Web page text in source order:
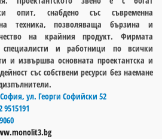
опит, снабдено със съвременна
техника, позволяваща бързина и
на крайния продукт. Фирмата
специалисти и работници по всички
и извършва основната проектантска и
със собствени ресурси без наемане
ул. Георги Софийски 52
9515191